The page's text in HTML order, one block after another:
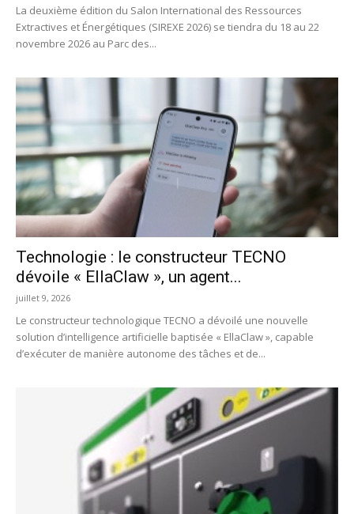
La deuxième édition du Salon International des Ressources
Extractives et Énergétiques (SIREXE 2026) se tiendra du 18 au 22
novembre 2026 au Parc des...
Technologie : le constructeur TECNO
dévoile « EllaClaw », un agent...
juillet 9, 2026
Le constructeur technologique TECNO a dévoilé une nouvelle
solution d’intelligence artificielle baptisée « EllaClaw », capable
d’exécuter de manière autonome des tâches et de...